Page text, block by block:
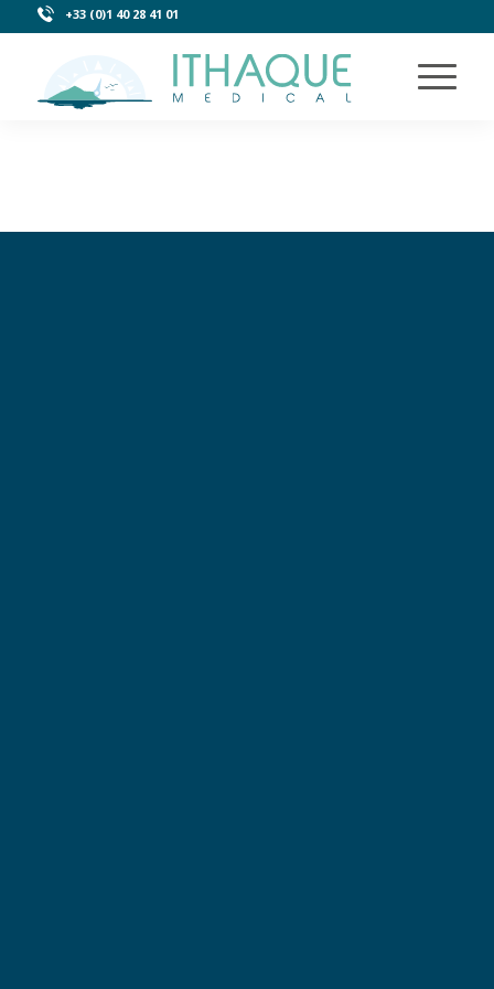
+33 (0)1 40 28 41 01